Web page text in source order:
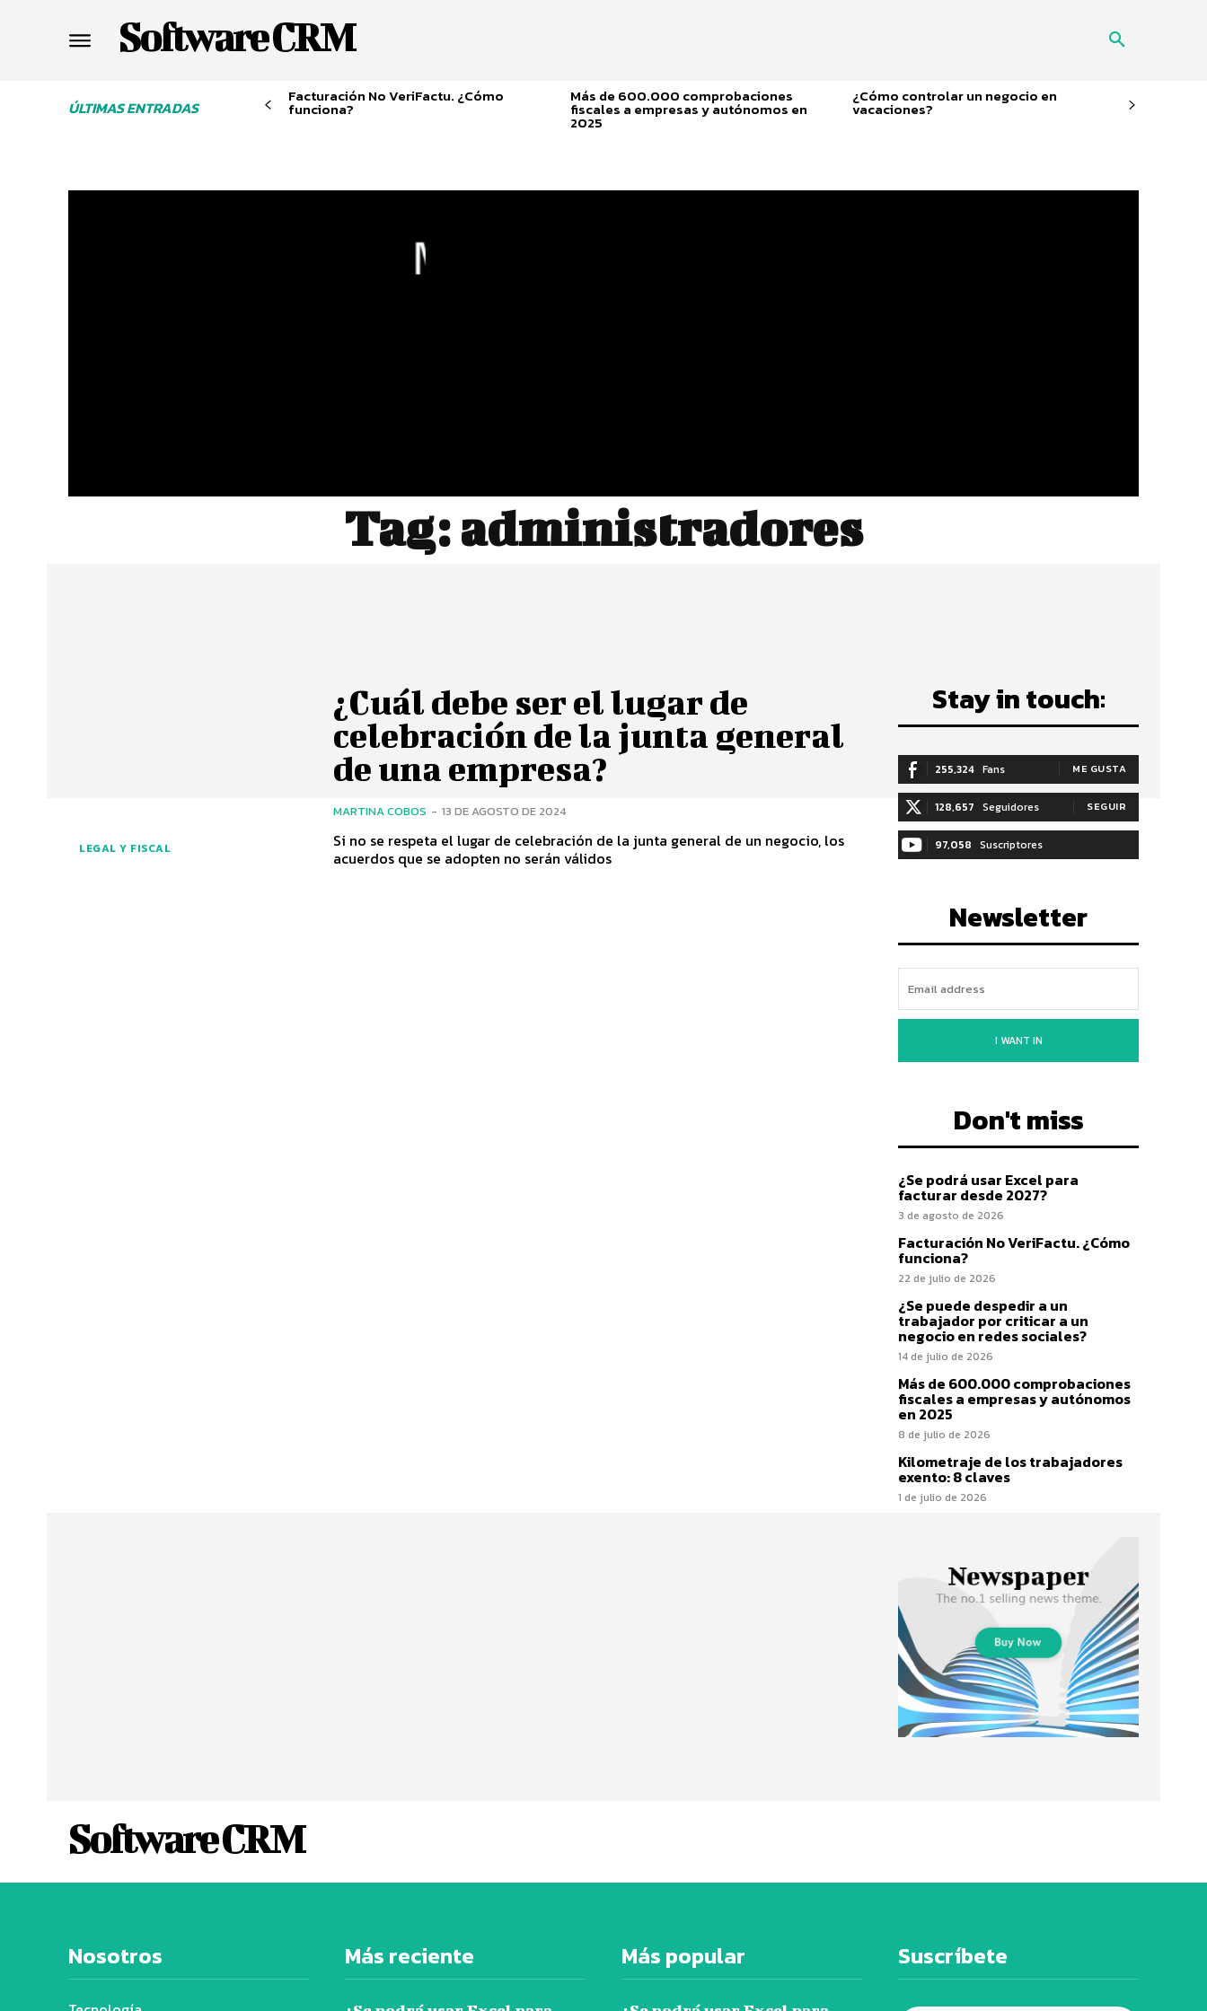
Software CRM
ÚLTIMAS ENTRADAS
Facturación No VeriFactu. ¿Cómo
funciona?
Más de 600.000 comprobaciones
fiscales a empresas y autónomos en
2025
¿Cómo controlar un negocio en
vacaciones?
Tag:administradores
LEGAL Y FISCAL
¿Cuál debe ser el lugar de
celebración de la junta general
de una empresa?
MARTINA COBOS - 13 DE AGOSTO DE 2024
Si no se respeta el lugar de celebración de la junta general de un negocio, los
acuerdos que se adopten no serán válidos
Stay in touch:
255,324 Fans ME GUSTA
128,657 Seguidores SEGUIR
97,058 Suscriptores
Newsletter
I WANT IN
Don't miss
¿Se podrá usar Excel para
facturar desde 2027?
3 de agosto de 2026
Facturación No VeriFactu. ¿Cómo
funciona?
22 de julio de 2026
¿Se puede despedir a un
trabajador por criticar a un
negocio en redes sociales?
14 de julio de 2026
Más de 600.000 comprobaciones
fiscales a empresas y autónomos
en 2025
8 de julio de 2026
Kilometraje de los trabajadores
exento: 8 claves
1 de julio de 2026
Software CRM
Nosotros Más reciente Más popular Suscríbete